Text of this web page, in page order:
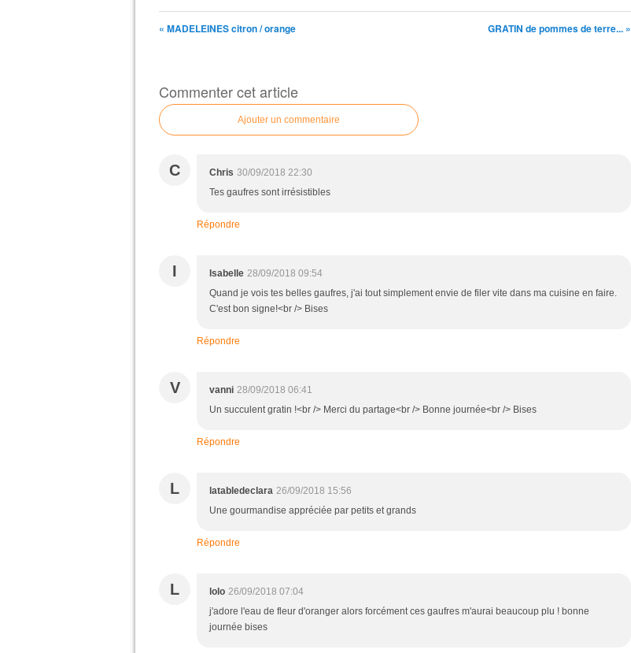
« MADELEINES citron / orange GRATIN de pommes de terre... »
Commenter cet article
Ajouter un commentaire
C Chris 30/09/2018 22:30
Tes gaufres sont irrésistibles
Répondre
I Isabelle 28/09/2018 09:54
Quand je vois tes belles gaufres, j'ai tout simplement envie de filer vite dans ma cuisine en faire.
C'est bon signe!<br /> Bises
Répondre
V vanni 28/09/2018 06:41
Un succulent gratin !<br /> Merci du partage<br /> Bonne journée<br /> Bises
Répondre
L latabledeclara 26/09/2018 15:56
Une gourmandise appréciée par petits et grands
Répondre
L lolo 26/09/2018 07:04
j'adore l'eau de fleur d'oranger alors forcément ces gaufres m'aurai beaucoup plu ! bonne
journée bises